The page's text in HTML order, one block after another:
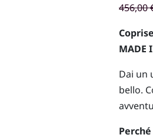
456,00
MADE
Dai un
bello.